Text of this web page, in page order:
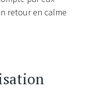
retour en calme